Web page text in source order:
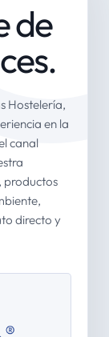
de
Hostelería,
en la
canal
productos
directo y